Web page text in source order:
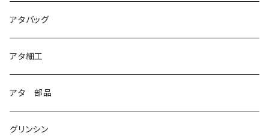
1
2
3
アタバッグ
アタ細工
アタ 部品
グリンシン